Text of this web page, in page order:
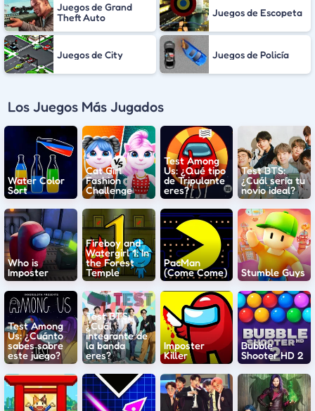
Juegos de Grand
Theft Auto
Juegos de Escopeta
Juegos de City Juegos de Policía
Los Juegos Más Jugados
Water Color
Sort
Cat Girl
Fashion
Challenge
Test Among
Us: ¿Qué tipo
de Tripulante
eres?
Test BTS:
¿Cuál sería tu
novio ideal?
Who is
Imposter
Fireboy and
Watergirl 1: In
the Forest
Temple
PacMan
(Come Come)
Stumble Guys
Test Among
Us: ¿Cuánto
sabes sobre
este juego?
Test BTS:
¿Cuál
integrante de
la banda
eres?
Imposter
Killer
Bubble
Shooter HD 2